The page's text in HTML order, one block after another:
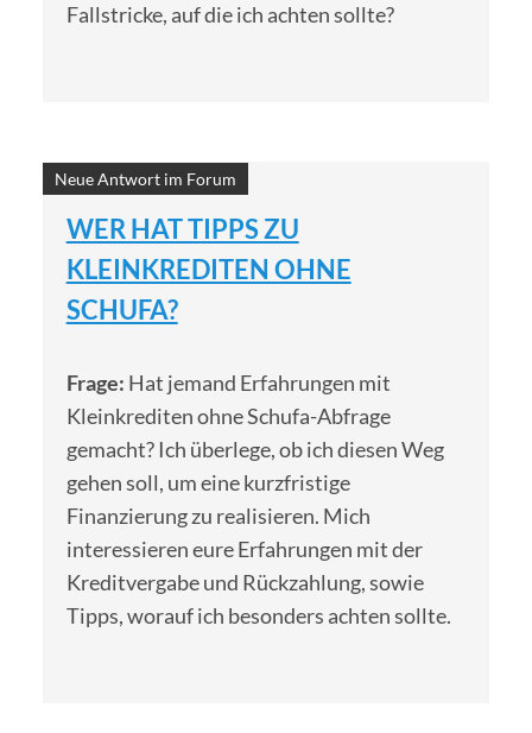
Fallstricke, auf die ich achten sollte?
Neue Antwort im Forum
WER HAT TIPPS ZU
KLEINKREDITEN OHNE
SCHUFA?
Frage: Hat jemand Erfahrungen mit
Kleinkrediten ohne Schufa-Abfrage
gemacht? Ich überlege, ob ich diesen Weg
gehen soll, um eine kurzfristige
Finanzierung zu realisieren. Mich
interessieren eure Erfahrungen mit der
Kreditvergabe und Rückzahlung, sowie
Tipps, worauf ich besonders achten sollte.